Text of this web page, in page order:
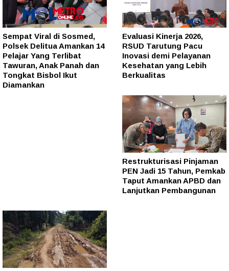
Sempat Viral di Sosmed,
Polsek Delitua Amankan 14
Pelajar Yang Terlibat
Tawuran, Anak Panah dan
Tongkat Bisbol Ikut
Diamankan
Evaluasi Kinerja 2026,
RSUD Tarutung Pacu
Inovasi demi Pelayanan
Kesehatan yang Lebih
Berkualitas
Restrukturisasi Pinjaman
PEN Jadi 15 Tahun, Pemkab
Taput Amankan APBD dan
Lanjutkan Pembangunan